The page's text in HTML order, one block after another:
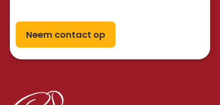
Neem contact op